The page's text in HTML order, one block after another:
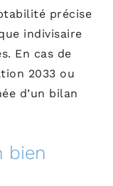
précise
indivisaire
En cas de
2033 ou
d’un bilan
bien